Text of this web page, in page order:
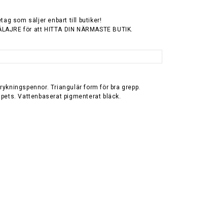
som säljer enbart till butiker!
för att HITTA DIN NÄRMASTE BUTIK.
Triangulär form för bra grepp.
Vattenbaserat pigmenterat bläck.